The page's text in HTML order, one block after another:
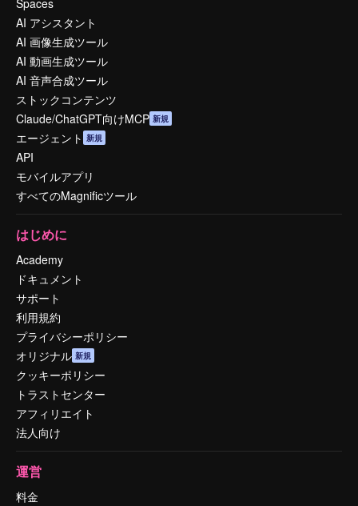
AI アシスタント
AI 画像生成ツール
AI 動画生成ツール
AI 音声合成ツール
ストックコンテンツ
Claude/ChatGPT向けMCP 新規
エージェント 新規
API
モバイルアプリ
すべてのMagnificツール
はじめに
Academy
ドキュメント
サポート
利用規約
プライバシーポリシー
オリジナル 新規
クッキーポリシー
トラストセンター
アフィリエイト
法人向け
運営
料金